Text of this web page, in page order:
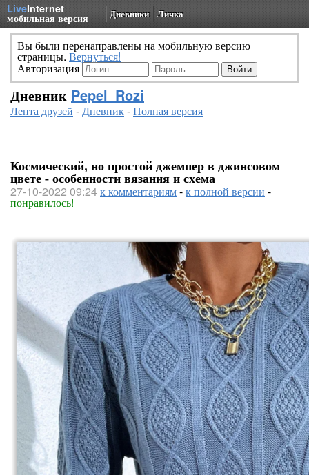
LiveInternet
мобильная версия Дневники Личка
Вы были перенаправлены на мобильную версию
страницы. Вернуться!
Авторизация
Дневник Pepel_Rozi
Лента друзей -Дневник-Полная версия
Космический, но простой джемпер в джинсовом
цвете - особенности вязания и схема
27-10-2022 09:24к комментариям-к полной версии -
понравилось!